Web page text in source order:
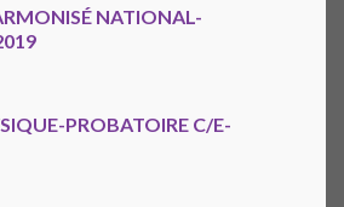
NATIONAL-
PROBATOIRE C/E-